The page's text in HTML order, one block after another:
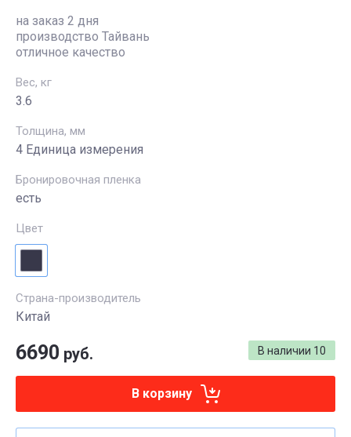
на заказ 2 дня
производство Тайвань
отличное качество
Вес, кг
3.6
Толщина, мм
4 Единица измерения
Бронировочная пленка
есть
Цвет
Страна-производитель
Китай
В наличии 10
6690 руб.
В корзину